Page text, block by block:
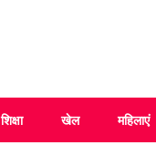
शिक्षा खेल महिलाएं